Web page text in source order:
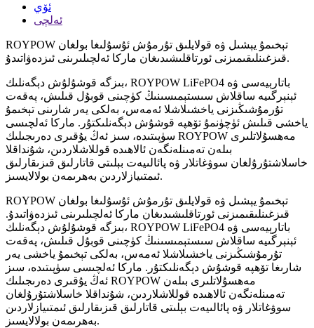
ئۆي
ئەلچى
ROYPOW تېخىمۇ يېشىل ۋە قولايلىق تۇرمۇش ئۇسۇلىغا بولغان
قىزغىنلىقىمىزنى ئورتاقلىشىدىغان ماركا ئەلچىلىرىنى ئىزدەۋاتىدۇ.
بىزگە قوشۇلۇش دېگەنلىك، ROYPOW LiFePO4 باتارېيەسى ۋە
ئېنېرگىيە ساقلاش سىستېمىسىنىڭ كۈچىنى قوبۇل قىلىش، پەقەت
تۇرمۇشىڭىزنى ياخشىلاشلا ئەمەس، بەلكى يەر شارىنى تېخىمۇ
ياخشى قىلىش ئۈچۈنمۇ تۆھپە قوشۇش دېگەنلىكتۇر. ماركا ئەلچىسى
سۈپىتىدە، سىز ئەڭ يۇقىرى دەرىجىلىك ROYPOW مەھسۇلاتلىرى
بىلەن تەمىنلەنگەن ئالاھىدە قوللاشلاردىن، شۇنداقلا
خاسلاشتۇرۇلغان سوۋغاتلار ۋە پائالىيەت بېلىتى قاتارلىق قىزىقارلىق
ئىمتىيازلاردىن بەھرىمەن بولالايسىز.
ROYPOW تېخىمۇ يېشىل ۋە قولايلىق تۇرمۇش ئۇسۇلىغا بولغان
قىزغىنلىقىمىزنى ئورتاقلىشىدىغان ماركا ئەلچىلىرىنى ئىزدەۋاتىدۇ.
بىزگە قوشۇلۇش دېگەنلىك، ROYPOW LiFePO4 باتارېيەسى ۋە
ئېنېرگىيە ساقلاش سىستېمىسىنىڭ كۈچىنى قوبۇل قىلىش، پەقەت
تۇرمۇشىڭىزنى ياخشىلاشلا ئەمەس، بەلكى تېخىمۇ ياخشى يەر
شارىغا تۆھپە قوشۇش دېگەنلىكتۇر. ماركا ئەلچىسى سۈپىتىدە، سىز
ئەڭ يۇقىرى دەرىجىلىك ROYPOW مەھسۇلاتلىرى بىلەن
تەمىنلەنگەن ئالاھىدە قوللاشلاردىن، شۇنداقلا خاسلاشتۇرۇلغان
سوۋغاتلار ۋە پائالىيەت بېلىتى قاتارلىق قىزىقارلىق ئىمتىيازلاردىن
بەھرىمەن بولالايسىز.